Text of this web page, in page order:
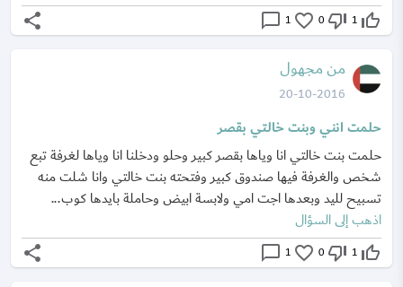
thumb_up_off_alt
1
thumb_down_off_alt
0
favorite_border
1
chat_bubble_outline
share
من مجهول
20-10-2016
حلمت انني وبنت خالتي بقصر
حلمت بنت خالتي انا وياها بقصر كبير وحلو ودخلنا انا وياها لغرفة تبع
شخص والغرفة فيها صندوق كبير وفتحته بنت خالتي وانا شلت منه
تسبيح لليد وبعدها اجت امي ولابسة ابيض وحاملة بايدها كوب...
اذهب إلى السؤال
thumb_up_off_alt
1
thumb_down_off_alt
0
favorite_border
1
chat_bubble_outline
share